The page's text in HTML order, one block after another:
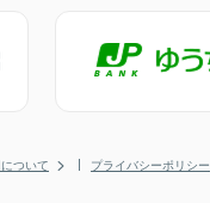
ついて プライバシーポリシー